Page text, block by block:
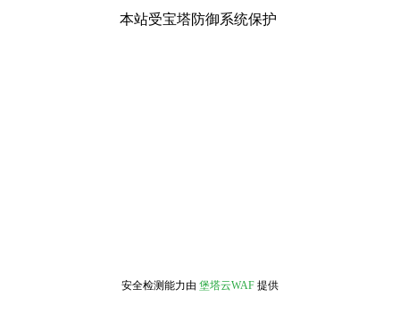
本站受宝塔防御系统保护
安全检测能力由 堡塔云WAF 提供